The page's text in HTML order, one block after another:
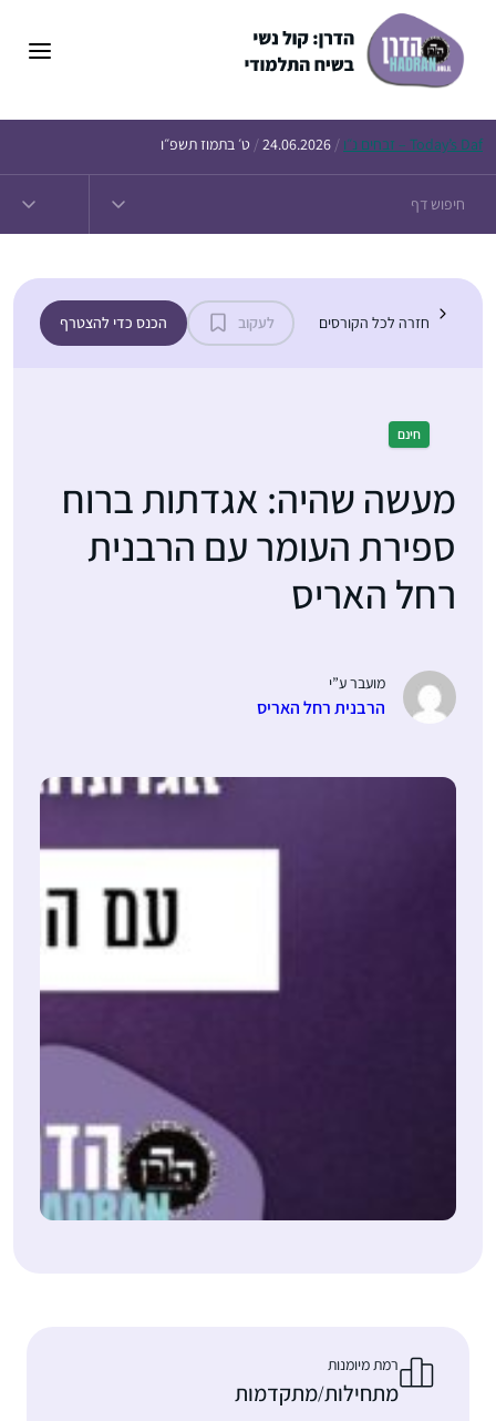
Today’s
/
24.06.2026
/ט׳ בתמוז תשפ״ו
חזרה לכל הקורסים לעקוב הכנס כדי להצטרף
מעשה שהיה: אגדתות ברוח
ספירת העומר עם הרבנית
רחל האריס
מועבר ע”י
הרבנית רחל האריס
רמת מיומנות
מתחילות/מתקדמות